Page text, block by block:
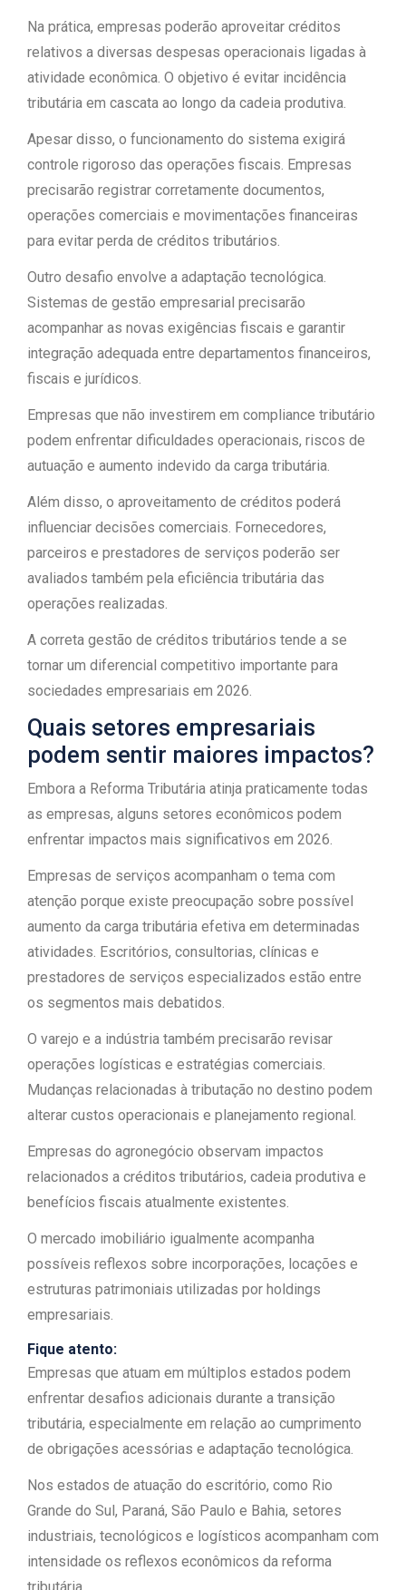
Na prática, empresas poderão aproveitar créditos
relativos a diversas despesas operacionais ligadas à
atividade econômica. O objetivo é evitar incidência
tributária em cascata ao longo da cadeia produtiva.
Apesar disso, o funcionamento do sistema exigirá
controle rigoroso das operações fiscais. Empresas
precisarão registrar corretamente documentos,
operações comerciais e movimentações financeiras
para evitar perda de créditos tributários.
Outro desafio envolve a adaptação tecnológica.
Sistemas de gestão empresarial precisarão
acompanhar as novas exigências fiscais e garantir
integração adequada entre departamentos financeiros,
fiscais e jurídicos.
Empresas que não investirem em compliance tributário
podem enfrentar dificuldades operacionais, riscos de
autuação e aumento indevido da carga tributária.
Além disso, o aproveitamento de créditos poderá
influenciar decisões comerciais. Fornecedores,
parceiros e prestadores de serviços poderão ser
avaliados também pela eficiência tributária das
operações realizadas.
A correta gestão de créditos tributários tende a se
tornar um diferencial competitivo importante para
sociedades empresariais em 2026.
Quais setores empresariais
podem sentir maiores impactos?
Embora a Reforma Tributária atinja praticamente todas
as empresas, alguns setores econômicos podem
enfrentar impactos mais significativos em 2026.
Empresas de serviços acompanham o tema com
atenção porque existe preocupação sobre possível
aumento da carga tributária efetiva em determinadas
atividades. Escritórios, consultorias, clínicas e
prestadores de serviços especializados estão entre
os segmentos mais debatidos.
O varejo e a indústria também precisarão revisar
operações logísticas e estratégias comerciais.
Mudanças relacionadas à tributação no destino podem
alterar custos operacionais e planejamento regional.
Empresas do agronegócio observam impactos
relacionados a créditos tributários, cadeia produtiva e
benefícios fiscais atualmente existentes.
O mercado imobiliário igualmente acompanha
possíveis reflexos sobre incorporações, locações e
estruturas patrimoniais utilizadas por holdings
empresariais.
Fique atento:
Empresas que atuam em múltiplos estados podem
enfrentar desafios adicionais durante a transição
tributária, especialmente em relação ao cumprimento
de obrigações acessórias e adaptação tecnológica.
Nos estados de atuação do escritório, como Rio
Grande do Sul, Paraná, São Paulo e Bahia, setores
industriais, tecnológicos e logísticos acompanham com
intensidade os reflexos econômicos da reforma